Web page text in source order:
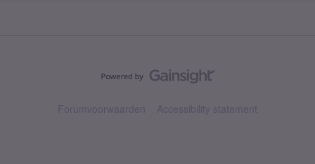
Forumvoorwaarden Accessibility statement